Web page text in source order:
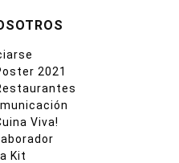
2021
Viva!
Kit